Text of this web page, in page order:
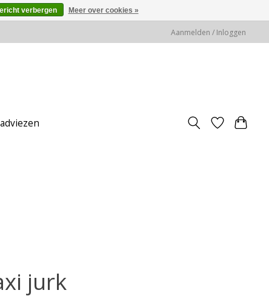
Aanmelden / Inloggen
jurk
verbergen Meer over cookies »